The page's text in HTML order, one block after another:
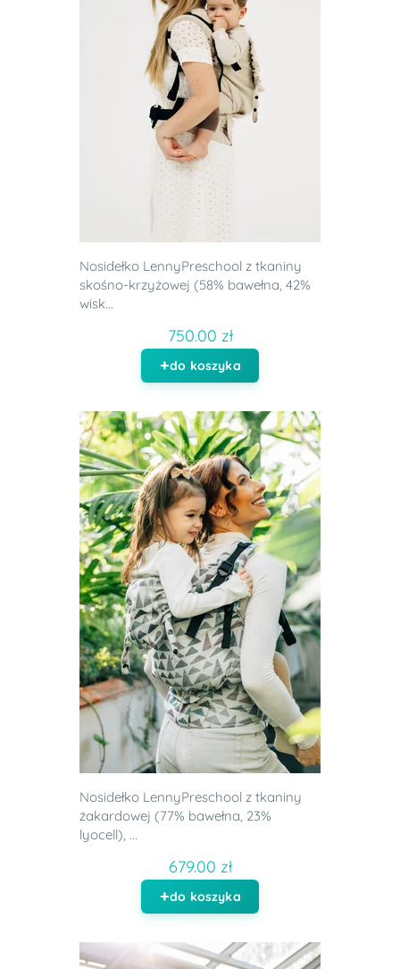
Nosidełko LennyPreschool z tkaniny
skośno-krzyżowej (58% bawełna, 42%
wisk...
750.00 zł
do koszyka
Nosidełko LennyPreschool z tkaniny
żakardowej (77% bawełna, 23%
lyocell), ...
679.00 zł
do koszyka